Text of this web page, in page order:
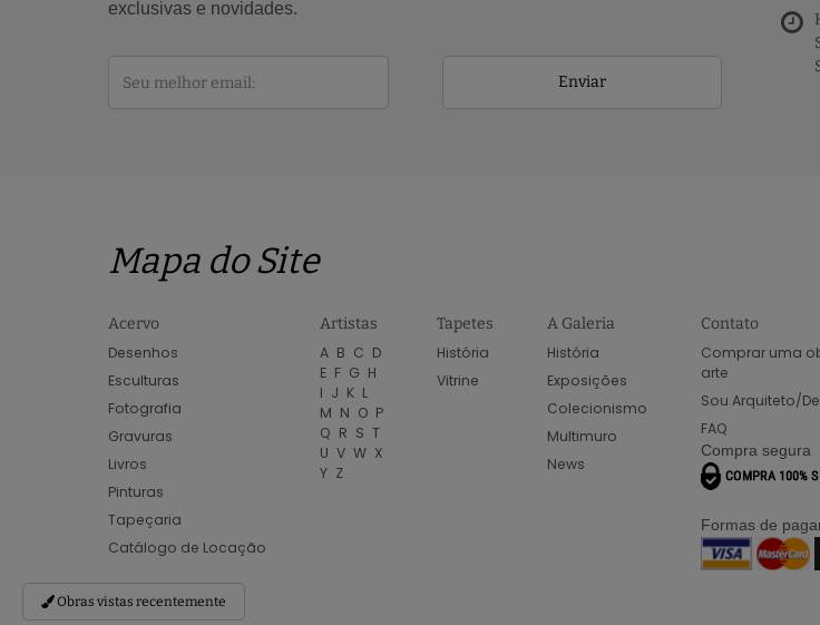
exclusivas e novidades.
Enviar
Mapa do Site
Acervo
Desenhos
Esculturas
Fotografia
Gravuras
Livros
Pinturas
Tapeçaria
Catálogo de Locação
Artistas
A B C D
E F G H
I J K L
M N O P
Q R S T
U V W X
Y Z
Tapetes
História
Vitrine
A Galeria
História
Exposições
Colecionismo
Multimuro
News
Contato
Comprar uma
arte
Sou Arquiteto/
FAQ
Compra segura
Formas de
Obras vistas recentemente